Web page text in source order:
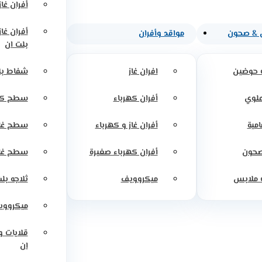
& صحون
حوضين
ملابس
مواقد وأفران
افران غاز
أفران كهرباء
أفران غاز و كهرباء
أفران كهرباء صغيرة
ميكروويف
أفران
أفران
بلت ان
شفاط
سطح
سطح
سطح
ثلاجه
ان